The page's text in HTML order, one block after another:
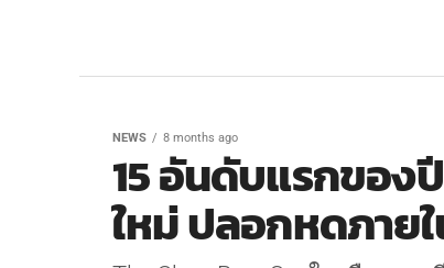
NEWS 8 months ago
15 อันดับแรกของ
ใหม่ ปลอกหดภาย